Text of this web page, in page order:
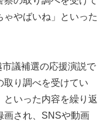
やばいね」といった
議補選の応援演説で
取り調べを受けてい
いった内容を繰り返
画され、SNSや動画